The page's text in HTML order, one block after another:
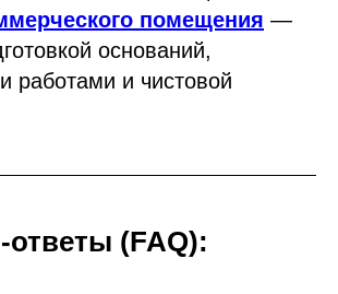
помещения —
оснований,
работами и чистовой
(FAQ):